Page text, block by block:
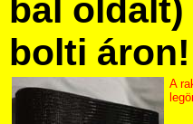
bal
bolti áron!
A